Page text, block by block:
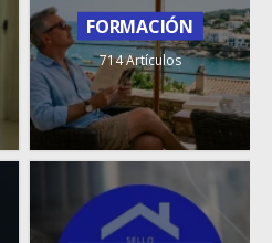
FORMACIÓN
714 Artículos